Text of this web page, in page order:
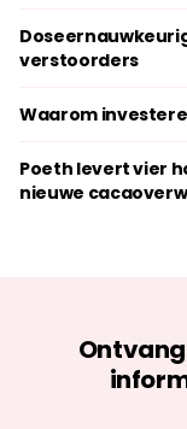
verstoorders
Waarom
Poeth levert vier
nieuwe